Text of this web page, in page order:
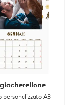
personalizzato A3 -